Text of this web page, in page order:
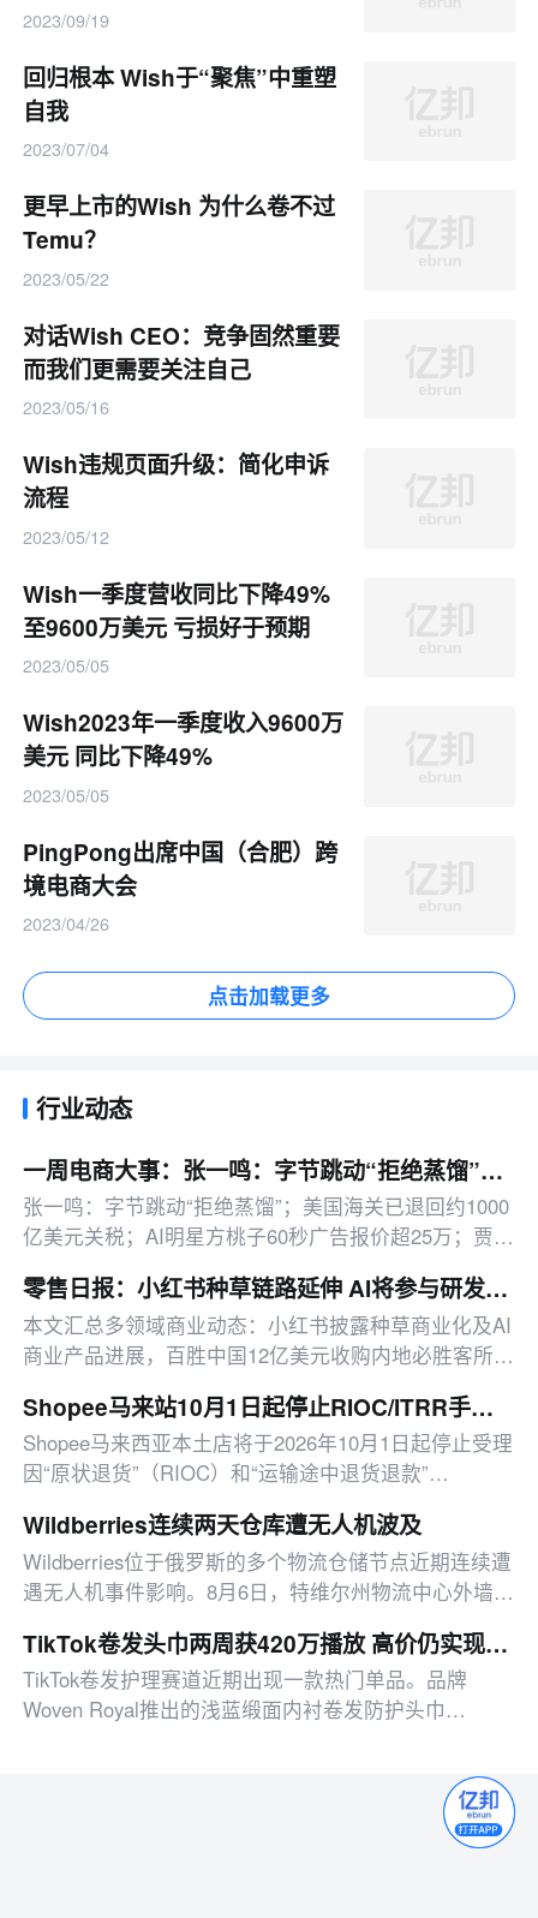
2023/09/19
回归根本 Wish于“聚焦”中重塑
自我
2023/07/04
更早上市的Wish 为什么卷不过
Temu？
2023/05/22
对话Wish CEO：竞争固然重要
而我们更需要关注自己
2023/05/16
Wish违规页面升级：简化申诉
流程
2023/05/12
Wish一季度营收同比下降49%
至9600万美元 亏损好于预期
2023/05/05
Wish2023年一季度收入9600万
美元 同比下降49%
2023/05/05
PingPong出席中国（合肥）跨
境电商大会
2023/04/26
点击加载更多
行业动态
一周电商大事：张一鸣：字节跳动“拒绝蒸馏”；美国海关已退回约1000亿美元关税
张一鸣：字节跳动“拒绝蒸馏”；美国海关已退回约1000
亿美元关税；AI明星方桃子60秒广告报价超25万；贾国
零售日报：小红书种草链路延伸 AI将参与研发投放决策
本文汇总多领域商业动态：小红书披露种草商业化及AI
商业产品进展，百胜中国12亿美元收购内地必胜客所有
店、咖啡机器人赛道布局、微信功能更新、快手818活
动启动等消息。
Shopee马来站10月1日起停止RIOC/ITRR手动索赔
Shopee马来西亚本土店将于2026年10月1日起停止受理
因“原状退货”（RIOC）和“运输途中退货退款”
Wildberries连续两天仓库遭无人机波及
Wildberries位于俄罗斯的多个物流仓储节点近期连续遭
遇无人机事件影响。8月6日，特维尔州物流中心外墙因
库屋顶落入3架无人机，引发多处火情
TikTok卷发头巾两周获420万播放 高价仍实现断货
TikTok卷发护理赛道近期出现一款热门单品。品牌
Woven Royal推出的浅蓝缎面内衬卷发防护头巾
得420万播放量，评论区大量用户询问产品信息。随后